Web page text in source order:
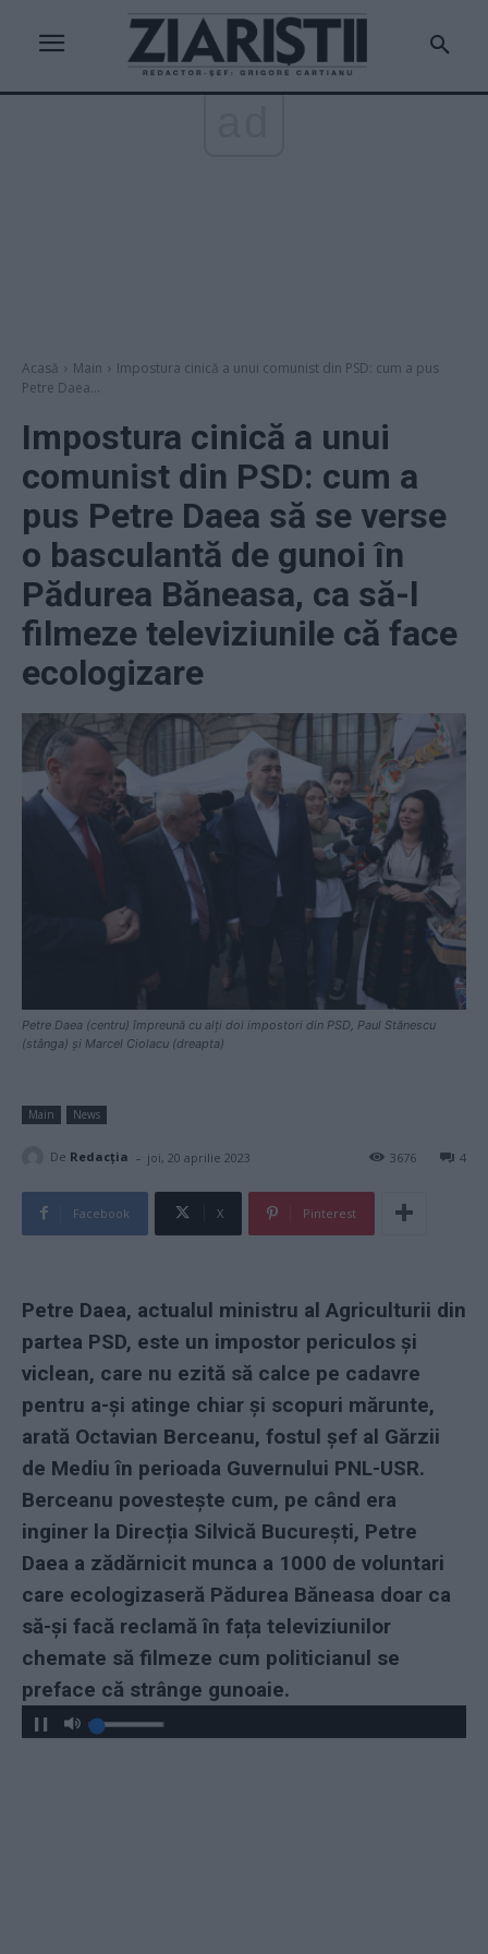
Acasă Main
Impostura cinică a unui comunist din PSD: cum a pus
Petre Daea...
Impostura cinică a unui
comunist din PSD: cum a
pus Petre Daea să se verse
o basculantă de gunoi în
Pădurea Băneasa, ca să-l
filmeze televiziunile că face
ecologizare
Petre Daea (centru) împreună cu alți doi impostori din PSD, Paul Stănescu
(stânga) și Marcel Ciolacu (dreapta)
Main News
De Redacţia - joi, 20 aprilie 2023 4
3676
Facebook X Pinterest
Petre Daea, actualul ministru al Agriculturii din
partea PSD, este un impostor periculos și
viclean, care nu ezită să calce pe cadavre
pentru a-și atinge chiar și scopuri mărunte,
arată Octavian Berceanu, fostul șef al Gărzii
de Mediu în perioada Guvernului PNL-USR.
Berceanu povestește cum, pe când era
inginer la Direcția Silvică București, Petre
Daea a zădărnicit munca a 1000 de voluntari
care ecologizaseră Pădurea Băneasa doar ca
să-și facă reclamă în fața televiziunilor
chemate să filmeze cum politicianul se
preface că strânge gunoaie.
Play